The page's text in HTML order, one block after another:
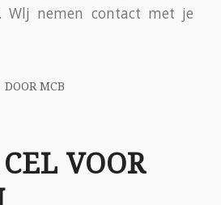
Wlj nemen contact met je
DOOR MCB
VOOR